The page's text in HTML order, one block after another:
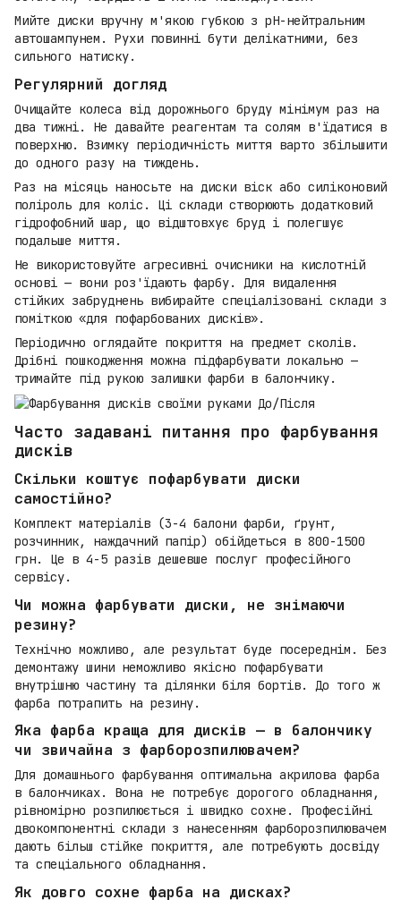
Мийте диски вручну м'якою губкою з pH-нейтральним
автошампунем. Рухи повинні бути делікатними, без
сильного натиску.
Регулярний догляд
Очищайте колеса від дорожнього бруду мінімум раз на
два тижні. Не давайте реагентам та солям в'їдатися в
поверхню. Взимку періодичність миття варто збільшити
до одного разу на тиждень.
Раз на місяць наносьте на диски віск або силіконовий
поліроль для коліс. Ці склади створюють додатковий
гідрофобний шар, що відштовхує бруд і полегшує
подальше миття.
Не використовуйте агресивні очисники на кислотній
основі — вони роз'їдають фарбу. Для видалення
стійких забруднень вибирайте спеціалізовані склади з
поміткою «для пофарбованих дисків».
Періодично оглядайте покриття на предмет сколів.
Дрібні пошкодження можна підфарбувати локально —
тримайте під рукою залишки фарби в балончику.
Часто задавані питання про фарбування
дисків
Скільки коштує пофарбувати диски
самостійно?
Комплект матеріалів (3-4 балони фарби, ґрунт,
розчинник, наждачний папір) обійдеться в 800-1500
грн. Це в 4-5 разів дешевше послуг професійного
сервісу.
Чи можна фарбувати диски, не знімаючи
резину?
Технічно можливо, але результат буде посереднім. Без
демонтажу шини неможливо якісно пофарбувати
внутрішню частину та ділянки біля бортів. До того ж
фарба потрапить на резину.
Яка фарба краща для дисків — в балончику
чи звичайна з фарборозпилювачем?
Для домашнього фарбування оптимальна акрилова фарба
в балончиках. Вона не потребує дорогого обладнання,
рівномірно розпилюється і швидко сохне. Професійні
двокомпонентні склади з нанесенням фарборозпилювачем
дають більш стійке покриття, але потребують досвіду
та спеціального обладнання.
Як довго сохне фарба на дисках?